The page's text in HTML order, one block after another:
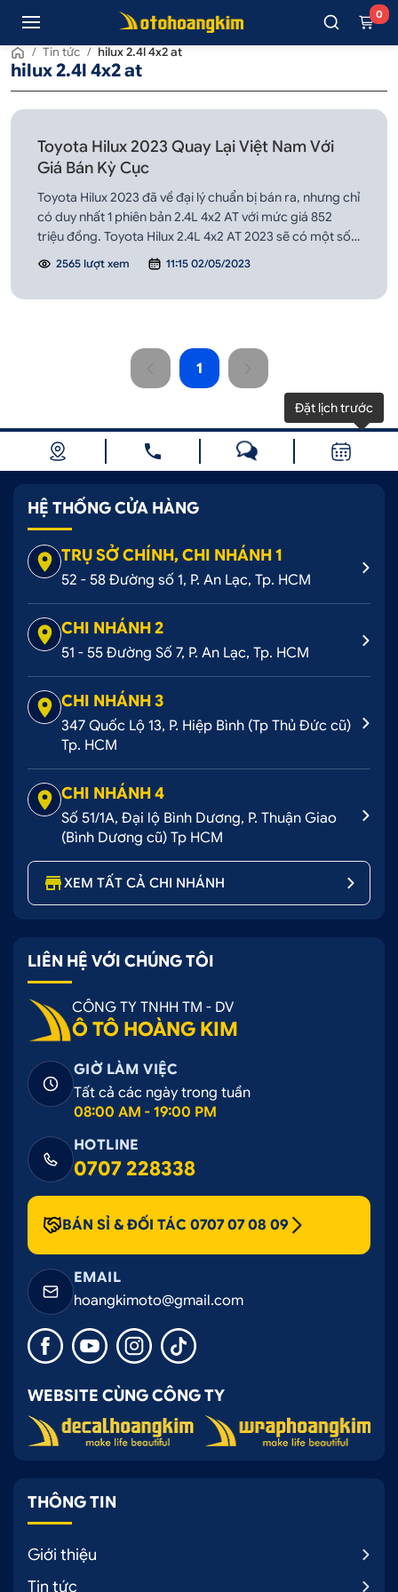
0
/ Tin tức / hilux 2.4l 4x2 at
hilux 2.4l 4x2 at
Toyota Hilux 2023 Quay Lại Việt Nam Với
Giá Bán Kỳ Cục
Toyota Hilux 2023 đã về đại lý chuẩn bị bán ra, nhưng chỉ
có duy nhất 1 phiên bản 2.4L 4x2 AT với mức giá 852
triệu đồng. Toyota Hilux 2.4L 4x2 AT 2023 sẽ có một số
nâng cấp nhỏ so với trước đây.
2565 lượt xem 11:15 02/05/2023
1
Đặt lịch trước
HỆ THỐNG CỬA HÀNG
TRỤ SỞ CHÍNH, CHI NHÁNH 1
52 - 58 Đường số 1, P. An Lạc, Tp. HCM
CHI NHÁNH 2
51 - 55 Đường Số 7, P. An Lạc, Tp. HCM
CHI NHÁNH 3
347 Quốc Lộ 13, P. Hiệp Bình (Tp Thủ Đức cũ)
Tp. HCM
CHI NHÁNH 4
Số 51/1A, Đại lộ Bình Dương, P. Thuận Giao
(Bình Dương cũ) Tp HCM
XEM TẤT CẢ CHI NHÁNH
LIÊN HỆ VỚI CHÚNG TÔI
CÔNG TY TNHH TM - DV
Ô TÔ HOÀNG KIM
GIỜ LÀM VIỆC
Tất cả các ngày trong tuần
08:00 AM - 19:00 PM
HOTLINE
0707 228338
BÁN SỈ & ĐỐI TÁC 0707 07 08 09
EMAIL
hoangkimoto@gmail.com
WEBSITE CÙNG CÔNG TY
THÔNG TIN
Giới thiệu
Tin tức